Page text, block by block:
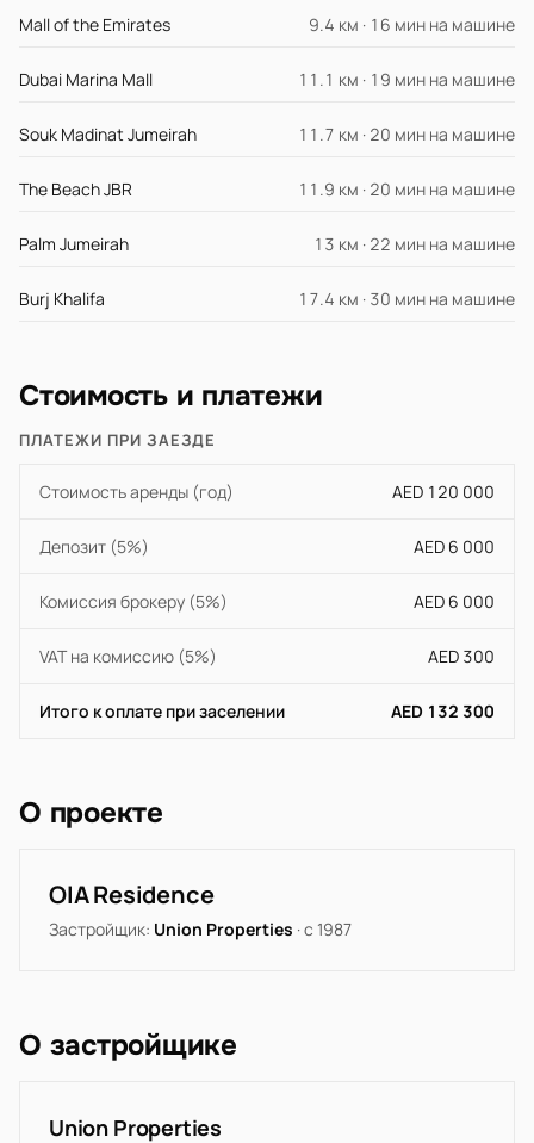
Mall of the Emirates 9.4 км · 16 мин на машине
Dubai Marina Mall 11.1 км · 19 мин на машине
Souk Madinat Jumeirah 11.7 км · 20 мин на машине
The Beach JBR 11.9 км · 20 мин на машине
Palm Jumeirah 13 км · 22 мин на машине
Burj Khalifa 17.4 км · 30 мин на машине
Стоимость и платежи
ПЛАТЕЖИ ПРИ ЗАЕЗДЕ
Стоимость аренды (год) AED 120 000
Депозит (5%) AED 6 000
Комиссия брокеру (5%) AED 6 000
VAT на комиссию (5%) AED 300
Итого к оплате при заселении AED 132 300
О проекте
OIA Residence
Застройщик: Union Properties · с 1987
О застройщике
Union Properties